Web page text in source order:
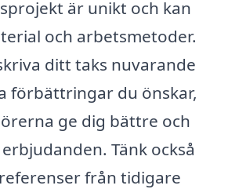
är unikt och kan
och arbetsmetoder.
ditt taks nuvarande
förbättringar du önskar,
ge dig bättre och
Tänk också
från tidigare